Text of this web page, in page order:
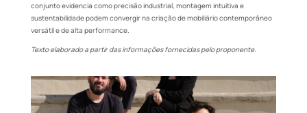
conjunto evidencia como precisão industrial, montagem intuitiva e
sustentabilidade podem convergir na criação de mobiliário contemporâneo
versátil e de alta performance.
Texto elaborado a partir das informações fornecidas pelo proponente.